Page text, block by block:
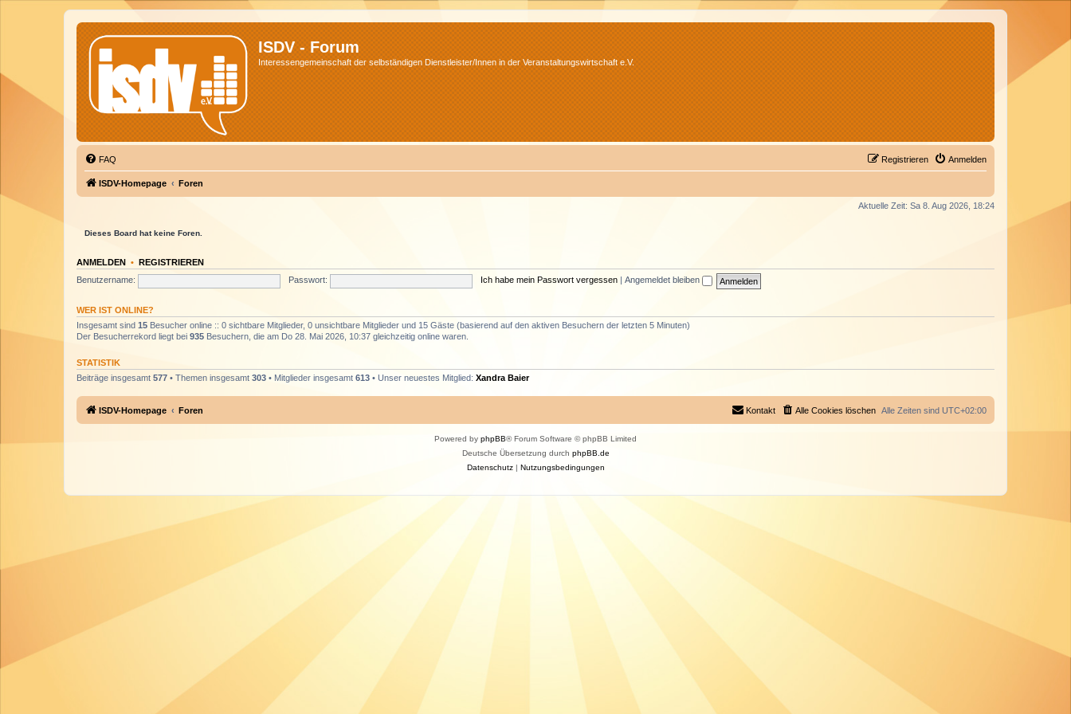
ISDV - Forum
Interessengemeinschaft der selbständigen Dienstleister/Innen in der Veranstaltungswirtschaft e.V.
FAQ Anmelden
Registrieren
ISDV-Homepage Foren
Aktuelle Zeit: Sa 8. Aug 2026, 18:24
Dieses Board hat keine Foren.
ANMELDEN • REGISTRIEREN
Benutzername:
Passwort: Ich habe mein Passwort vergessen Angemeldet bleiben
WER IST ONLINE?
Insgesamt sind 15 Besucher online :: 0 sichtbare Mitglieder, 0 unsichtbare Mitglieder und 15 Gäste (basierend auf den aktiven Besuchern der letzten 5 Minuten)
Der Besucherrekord liegt bei 935 Besuchern, die am Do 28. Mai 2026, 10:37 gleichzeitig online waren.
STATISTIK
Beiträge insgesamt 577 • Themen insgesamt 303 • Mitglieder insgesamt 613 • Unser neuestes Mitglied: Xandra Baier
ISDV-Homepage Foren Alle Zeiten sind UTC+02:00
Alle Cookies löschen
Kontakt
Powered by phpBB® Forum Software © phpBB Limited
Deutsche Übersetzung durch phpBB.de
Datenschutz| Nutzungsbedingungen